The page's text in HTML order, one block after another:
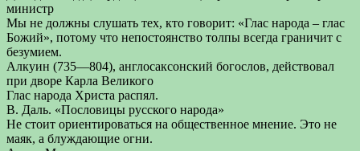
министр
Мы не должны слушать тех, кто говорит: «Глас народа – глас
Божий», потому что непостоянство толпы всегда граничит с
безумием.
Алкуин (735—804), англосаксонский богослов, действовал
при дворе Карла Великого
Глас народа Христа распял.
В. Даль. «Пословицы русского народа»
Не стоит ориентироваться на общественное мнение. Это не
маяк, а блуждающие огни.